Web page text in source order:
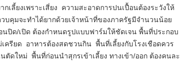
เลี้ยงเพราะเสี่ยง ความสะอาดการปนเปื้อนต้องระวังให้
บคุมจะทำได้ยากด้วยเจ้าหน้าที่ของภาครัฐมีจำนวนน้อย
นปิด/เปิด ต้องกำหนดรูปแบบฟาร์มให้ชัดเจน พื้นที่ประกอบ
เครียด อาหารต้องสดชวนกิน พื้นที่เลี้ยงกับโรงเชือดควร
ดใหม่ พื้นที่ก่อนนำสุกรเข้าเลี้ยง ทางเข้า/ออก ต้องคนละ